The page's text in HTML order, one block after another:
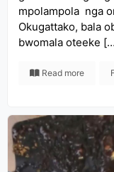
mpolampola nga
Okugattako, bala
bwomala oteeke
Read more